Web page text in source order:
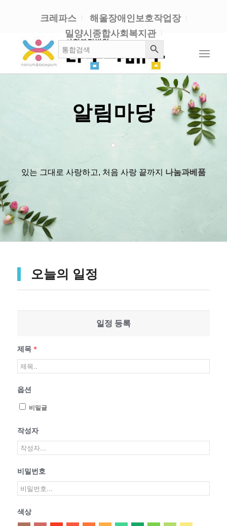
크레파스
해울장애인보호작업장
밀양시종합사회복지관
검 검색 버튼
알림마당
있는 그대로 사랑하고, 처음 사랑 끝까지 나눔과베품
오늘의 일정
일정 등록
제목 *
옵션
비밀글
작성자
비밀번호
색상